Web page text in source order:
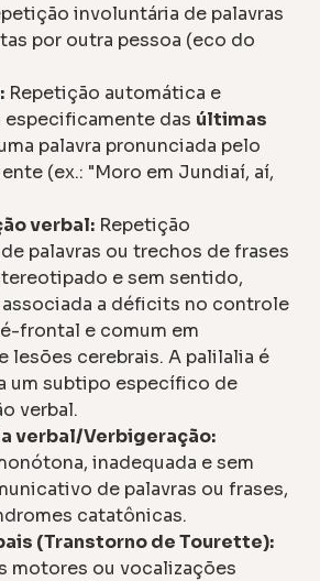
involuntária de palavras
por outra pessoa (eco do
Repetição automática e
das últimas
palavra pronunciada pelo
(ex.: "Moro em Jundiaí, aí,
verbal: Repetição
palavras ou trechos de frases
e sem sentido,
a déficits no controle
frontal e comum em
lesões cerebrais. A palilalia é
um subtipo específico de
verbal.
verbal/Verbigeração:
inadequada e sem
de palavras ou frases,
catatônicas.
(Transtorno de Tourette):
motores ou vocalizações